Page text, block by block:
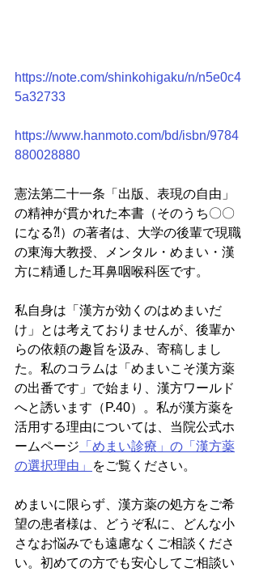
https://note.com/shinkohigaku/n/n5e0c4
5a32733
https://www.hanmoto.com/bd/isbn/9784
880028880
憲法第二十一条「出版、表現の自由」
の精神が貫かれた本書（そのうち〇〇
になる⁈）の著者は、大学の後輩で現職
の東海大教授、メンタル・めまい・漢
方に精通した耳鼻咽喉科医です。
私自身は「漢方が効くのはめまいだ
け」とは考えておりませんが、後輩か
らの依頼の趣旨を汲み、寄稿しまし
た。私のコラムは「めまいこそ漢方薬
の出番です」で始まり、漢方ワールド
へと誘います（P.40）。私が漢方薬を
活用する理由については、当院公式ホ
ームページ 「めまい診療」の「漢方薬
の選択理由」
をご覧ください。
めまいに限らず、漢方薬の処方をご希
望の患者様は、どうぞ私に、どんな小
さなお悩みでも遠慮なくご相談くださ
い。初めての方でも安心してご相談い